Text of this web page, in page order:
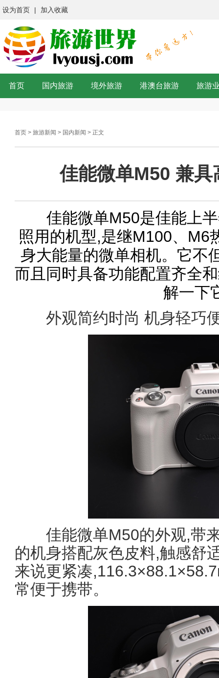
设为首页 | 加入收藏
首页 国内旅游 境外旅游 港澳台旅游 旅游
首页 > 旅游新闻 > 国内新闻 > 正文
佳能微单M50 兼
佳能微单M50是佳能上半
照用的机型,是继M100、M6
身大能量的微单相机。它不
而且同时具备功能配置齐全
解一下
外观简约时尚 机身轻巧
佳能微单M50的外观,带来
的机身搭配灰色皮料,触感舒
来说更紧凑
常便于携带。